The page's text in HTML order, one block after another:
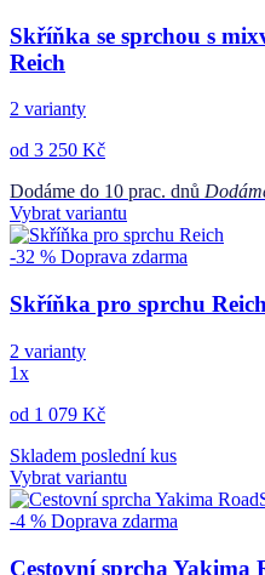
Skříňka se sprchou s
Reich
2 varianty
od 3 250 Kč
Dodáme do 10 prac. dnů
Vybrat variantu
-32 % Doprava zdarma
Skříňka pro sprchu Reich
2 varianty
1x
od 1 079 Kč
Skladem poslední kus
Vybrat variantu
-4 % Doprava zdarma
Cestovní sprcha Yakima